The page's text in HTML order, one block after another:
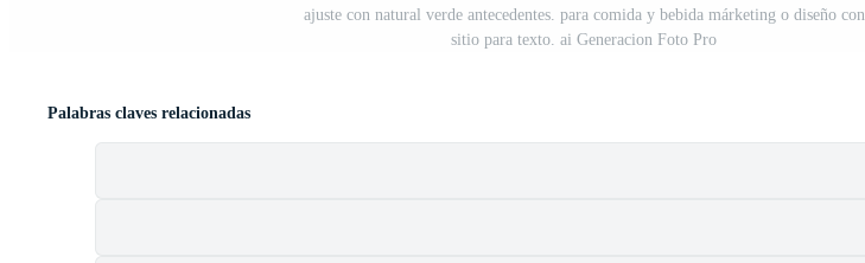
ajuste con natural verde antecedentes. para comida y bebida márketing o diseño con
sitio para texto. ai Generacion Foto Pro
Palabras claves relacionadas